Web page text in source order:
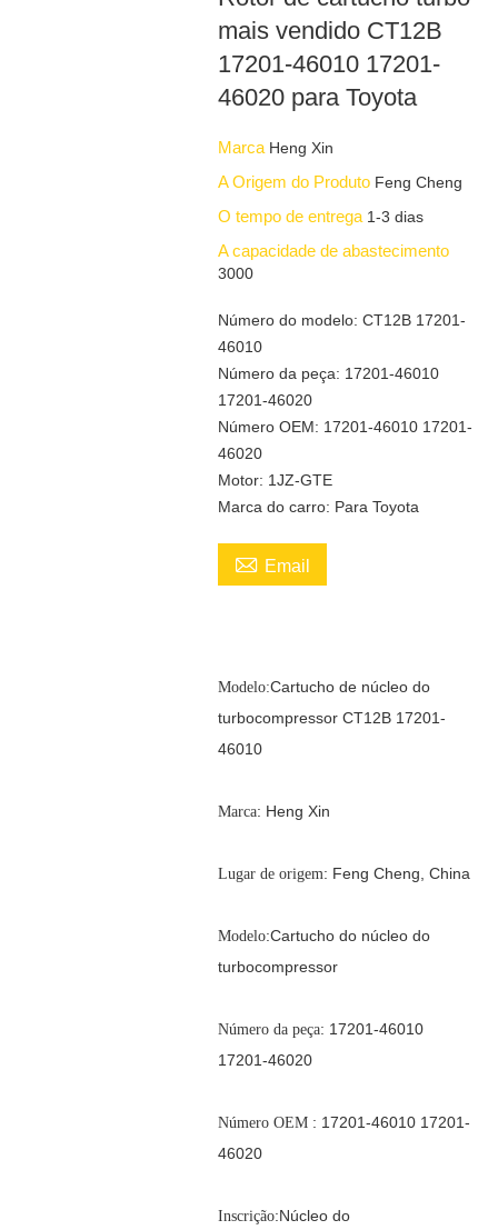
mais vendido CT12B
17201-46010 17201-
46020 para Toyota
MarcaHeng Xin
A Origem do Produto Feng Cheng
O tempo de entrega1-3 dias
A capacidade de abastecimento
3000
Número do modelo: CT12B 17201-
46010
Número da peça: 17201-46010
17201-46020
Número OEM: 17201-46010 17201-
46020
Motor: 1JZ-GTE
Marca do carro: Para Toyota
 Email
Modelo:Cartucho de núcleo do
turbocompressor CT12B 17201-
46010
Marca: Heng Xin
Lugar de origem: Feng Cheng, China
Modelo:Cartucho do núcleo do
turbocompressor
Número da peça: 17201-46010
17201-46020
Número OEM: 17201-46010 17201-
46020
Inscrição:Núcleo do